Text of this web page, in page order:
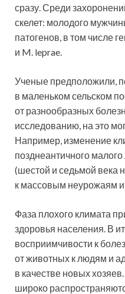
сразу. Среди
скелет: молодого
патогенов, в том числе
и M. leprae.
Ученые предположили,
в маленьком сельском
от разнообразных
исследованию, на это
Например, изменение
позднеантичного
(шестой и седьмой века
к массовым неурожаям и
Фаза плохого климата
здоровья населения. В
восприимчивости к
от животных к людям и
в качестве новых
широко